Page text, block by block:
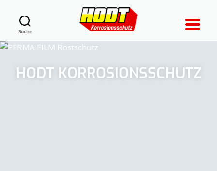
Suche
HODT KORROSIONSSCHUTZ